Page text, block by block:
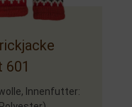
601
Innenfutter: